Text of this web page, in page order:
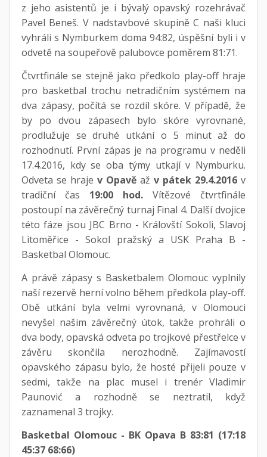
z jeho asistentů je i bývalý opavský rozehrávač
Pavel Beneš. V nadstavbové skupině C naši kluci
vyhráli s Nymburkem doma 94:82, úspěšní byli i v
odvetě na soupeřově palubovce poměrem 81:71.
Čtvrtfinále se stejně jako předkolo play-off hraje
pro basketbal trochu netradičním systémem na
dva zápasy, počítá se rozdíl skóre. V případě, že
by po dvou zápasech bylo skóre vyrovnané,
prodlužuje se druhé utkání o 5 minut až do
rozhodnutí. První zápas je na programu v neděli
17.4.2016, kdy se oba týmy utkají v Nymburku.
Odveta se hraje v Opavěaž v pátek 29.4.2016v
tradiční čas 19:00 hod. Vítězové čtvrtfinále
postoupí na závěrečný turnaj Final 4. Další dvojice
této fáze jsou JBC Brno - Královští Sokoli, Slavoj
Litoměřice - Sokol pražský a USK Praha B -
Basketbal Olomouc.
A právě zápasy s Basketbalem Olomouc vyplnily
naší rezervě herní volno během předkola play-off.
Obě utkání byla velmi vyrovnaná, v Olomouci
nevyšel našim závěrečný útok, takže prohráli o
dva body, opavská odveta po trojkové přestřelce v
závěru skončila nerozhodně. Zajímavostí
opavského zápasu bylo, že hosté přijeli pouze v
sedmi, takže na plac musel i trenér Vladimir
Paunović a rozhodně se neztratil, když
zaznamenal 3 trojky.
Basketbal Olomouc - BK Opava B 83:81 (17:18
45:37 68:66)